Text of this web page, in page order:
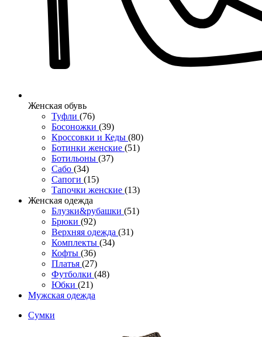
Женcкая обувь
Туфли (76)
Босоножки (39)
Кроссовки и Кеды (80)
Ботинки женские (51)
Ботильоны (37)
Сабо (34)
Сапоги (15)
Тапочки женские (13)
Женская одежда
Блузки&рубашки (51)
Брюки (92)
Верхняя одежда (31)
Комплекты (34)
Кофты (36)
Платья (27)
Футболки (48)
Юбки (21)
Мужская одежда
Сумки